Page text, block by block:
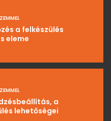
a felkészülés
eleme
a
lehetőségei